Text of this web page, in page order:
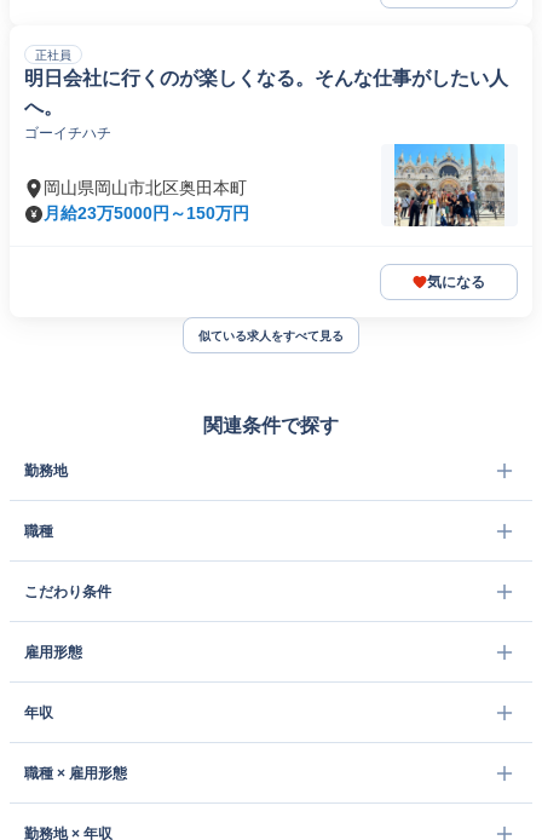
正社員
明日会社に行くのが楽しくなる。そんな仕事がしたい人
へ。
ゴーイチハチ
岡山県岡山市北区奥田本町
月給23万5000円～150万円
気になる
似ている求人をすべて見る
関連条件で探す
勤務地
職種
こだわり条件
雇用形態
年収
職種 × 雇用形態
勤務地 × 年収